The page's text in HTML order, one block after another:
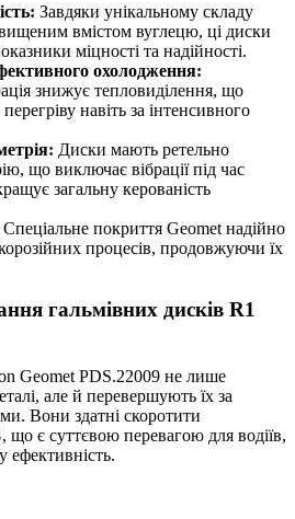
Завдяки унікальному складу
вмістом вуглецю, ці диски
міцності та надійності.
охолодження:
знижує тепловиділення, що
навіть за інтенсивного
Диски мають ретельно
що виключає вібрації під час
загальну керованість
Спеціальне покриття Geomet надійно
процесів, продовжуючи їх
гальмівних дисків R1
Geomet PDS.22009 не лише
але й перевершують їх за
Вони здатні скоротити
, що є суттєвою перевагою для водіїв,
ефективність.